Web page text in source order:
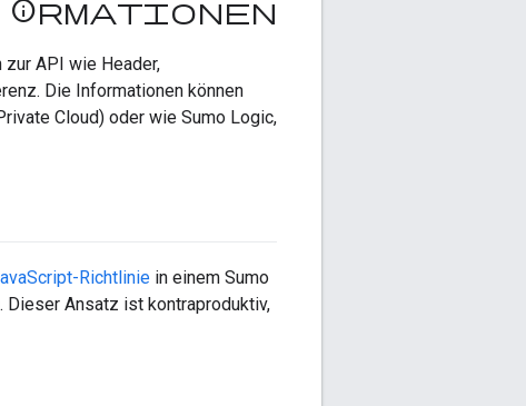
API wie Header,
Die Informationen können
Cloud) oder wie Sumo Logic,
Richtlinie in einem Sumo
Ansatz ist kontraproduktiv,